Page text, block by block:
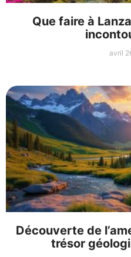
Que faire à
avril
Découverte de
trésor